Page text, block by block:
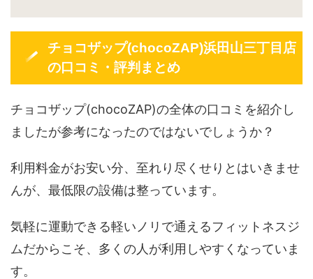
チョコザップ(chocoZAP)浜田山三丁目店
の口コミ・評判まとめ
チョコザップ(chocoZAP)の全体の口コミを紹介し
ましたが参考になったのではないでしょうか？
利用料金がお安い分、至れり尽くせりとはいきませ
んが、最低限の設備は整っています。
気軽に運動できる軽いノリで通えるフィットネスジ
ムだからこそ、多くの人が利用しやすくなっていま
す。